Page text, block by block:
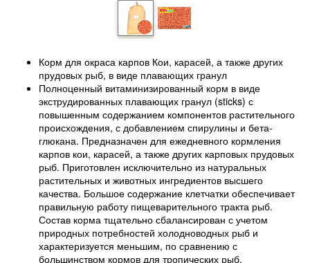
Корм для окраса карпов Кои, карасей, а также других
прудовых рыб, в виде плавающих гранул
Полноценный витаминизированный корм в виде
экструдированных плавающих гранул (sticks) с
повышенным содержанием компонентов растительного
происхождения, с добавлением спирулины и бета-
глюкана. Предназначен для ежедневного кормления
карпов кои, карасей, а также других карповых прудовых
рыб. Приготовлен исключительно из натуральных
растительных и животных ингредиентов высшего
качества. Большое содержание клетчатки обеспечивает
правильную работу пищеварительного тракта рыб.
Состав корма тщательно сбалансирован с учетом
природных потребностей холодноводных рыб и
характеризуется меньшим, по сравнению с
большинством кормов для тропических рыб,